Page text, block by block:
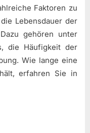
Faktoren zu
Lebensdauer der
gehören unter
die Häufigkeit der
Wie lange eine
erfahren Sie in